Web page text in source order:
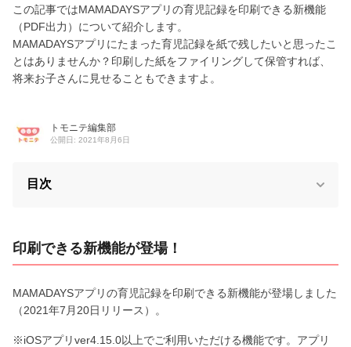
この記事ではMAMADAYSアプリの育児記録を印刷できる新機能
（PDF出力）について紹介します。
MAMADAYSアプリにたまった育児記録を紙で残したいと思ったこ
とはありませんか？印刷した紙をファイリングして保管すれば、
将来お子さんに見せることもできますよ。
トモニテ編集部
公開日: 2021年8月6日
目次
印刷できる新機能が登場！
MAMADAYSアプリの育児記録を印刷できる新機能が登場しました
（2021年7月20日リリース）。
※iOSアプリver4.15.0以上でご利用いただける機能です。アプリ